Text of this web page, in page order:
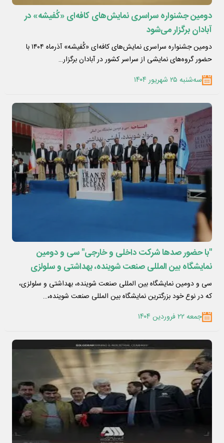
دومین جشنواره سراسری نمایش‌های کافه‌ای «کُفیشه» در
آبادان برگزار می‌شود
دومین جشنواره سراسری نمایش‌های کافه‌ای «کُفیشه» آذرماه ۱۴۰۴ با
حضور گروه‌های نمایشی از سراسر کشور در آبادان برگزار…
سه‌شنبه ۲۵ شهریور ۱۴۰۴
"با حضور صدها شرکت داخلی و خارجی" سی و دومین
نمایشگاه بین المللی صنعت شوینده، بهداشتی و سلولزی
افتتاح شد
سی و دومین نمایشگاه بین المللی صنعت شوینده، بهداشتی و سلولزی،
که در نوع خود بزرگترین نمایشگاه بین المللی صنعت شوینده،…
جمعه ۲۲ فروردین ۱۴۰۴